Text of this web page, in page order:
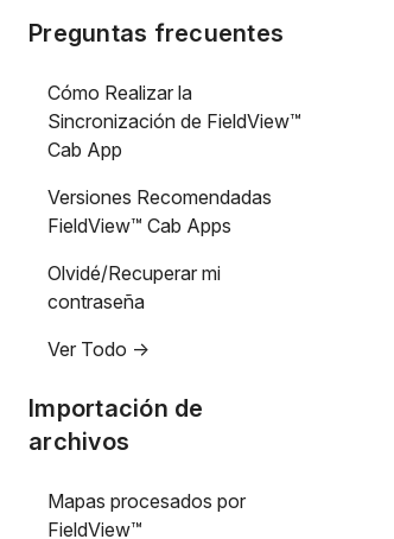
Preguntas frecuentes
Cómo Realizar la
Sincronización de FieldView™
Cab App
Versiones Recomendadas
FieldView™ Cab Apps
Olvidé/Recuperar mi
contraseña
Ver Todo ->
Importación de
archivos
Mapas procesados por
FieldView™